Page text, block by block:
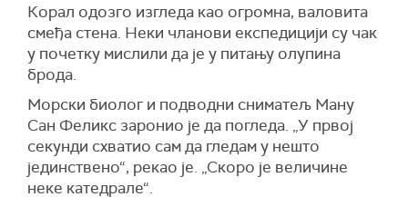
Корал одозго изгледа као огромна, валовита
смеђа стена. Неки чланови експедицији су чак
у почетку мислили да је у питању олупина
брода.
Морски биолог и подводни сниматељ Ману
Сан Феликс заронио је да погледа. „У првој
секунди схватио сам да гледам у нешто
јединствено“, рекао је. „Скоро је величине
неке катедрале“.